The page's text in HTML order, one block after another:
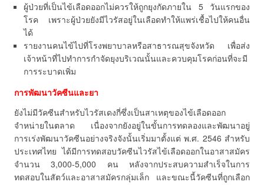
ผู้ป่วยที่เป็นไข้เลือดออกไม่ควรให้ถูกยุงกัดภายใน 5 วันแรกของ
โรค เพราะผู้ป่วยยังมีไวรัสอยู่ในเลือดทำให้แพร่เชื้อไปให้คนอื่น
ได้
รายงานคนไข้ไปที่โรงพยาบาลหรือสาธารณสุขจังหวัด เพื่อส่ง
เจ้าหน้าที่ไปทำการกำจัดยุงบริเวณนั้นและควบคุมโรคก่อนที่จะมี
การระบาดเพิ่ม
การพัฒนาวัคซีนและยา
ยังไม่มีวัคซีนสำหรับไวรัสเดงกี่ซึ่งเป็นสาเหตุของไข้เลือดออก
จำหน่ายในตลาด เนื่องจากยังอยู่ในขั้นการทดลองและพัฒนาอยู่
การเร่งพัฒนาวัคซีนอย่างจริงจังนั้นเริ่มมาตั้งแต่ พ.ศ. 2546 สำหรับ
ประเทศไทย ได้มีการทดสอบวัคซีนไวรัสไข้เลือดออกในอาสาสมัคร
จำนวน 3,000-5,000 คน หลังจากประสบความสำเร็จในการ
ทดสอบในสัตว์และอาสาสมัครกลุ่มเล็ก และขณะนี้วัคซีนที่ถูกเลือก